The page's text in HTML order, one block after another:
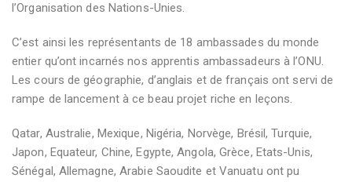
l’Organisation des Nations-Unies.
C’est ainsi les représentants de 18 ambassades du monde
entier qu’ont incarnés nos apprentis ambassadeurs à l’ONU.
Les cours de géographie, d’anglais et de français ont servi de
rampe de lancement à ce beau projet riche en leçons.
Qatar, Australie, Mexique, Nigéria, Norvège, Brésil, Turquie,
Japon, Equateur, Chine, Egypte, Angola, Grèce, Etats-Unis,
Sénégal, Allemagne, Arabie Saoudite et Vanuatu ont pu